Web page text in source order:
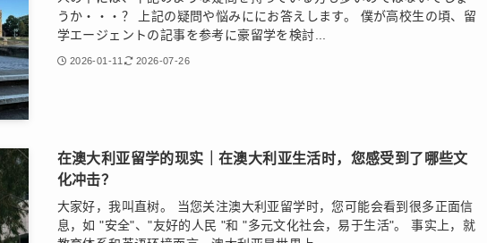
うか・・・？ 上記の疑問や悩みににお答えします。 僕が高校生の頃、留
学エージェントの記事を参考に豪留学を検討...
2026-01-11 2026-07-26
在澳大利亚留学的现实｜在澳大利亚生活时，您感受到了哪些文
化冲击？
大家好，我叫直树。 当您关注澳大利亚留学时，您可能会看到很多正面信
息，如 "安全"、"友好的人民 "和 "多元文化社会，易于生活"。 事实上，就